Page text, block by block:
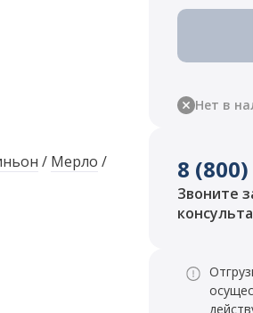
/ Мерло /
Нет в
8
Звоните